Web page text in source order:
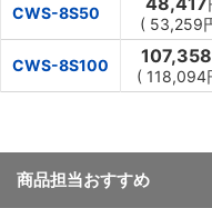
CWS-8S50
( 53,259
CWS-8S100 107,358
( 118,094
商品担当おすすめ